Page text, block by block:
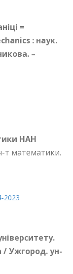
=
: наук.
–
НАН
т математики.
2023
/ Ужгород. ун-